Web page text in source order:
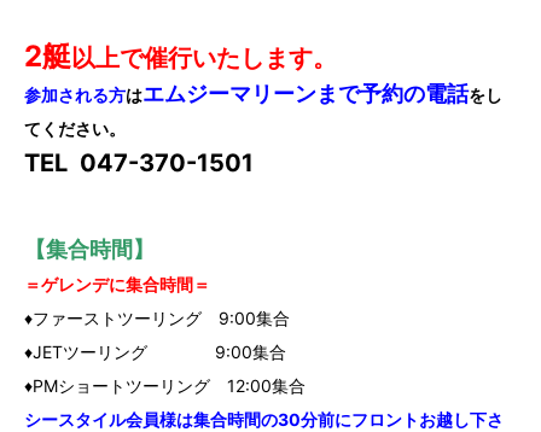
2艇以上で催行いたします。
参加される方はエムジーマリーンまで予約の電話をし
てください。
TEL 047-370-1501
【集合時間】
＝ゲレンデに集合時間＝
♦ファーストツーリング 9:00集合
♦JETツーリング 9:00集合
♦PMショートツーリング 12:00集合
シースタイル会員様は集合時間の30分前にフロントお越し下さ